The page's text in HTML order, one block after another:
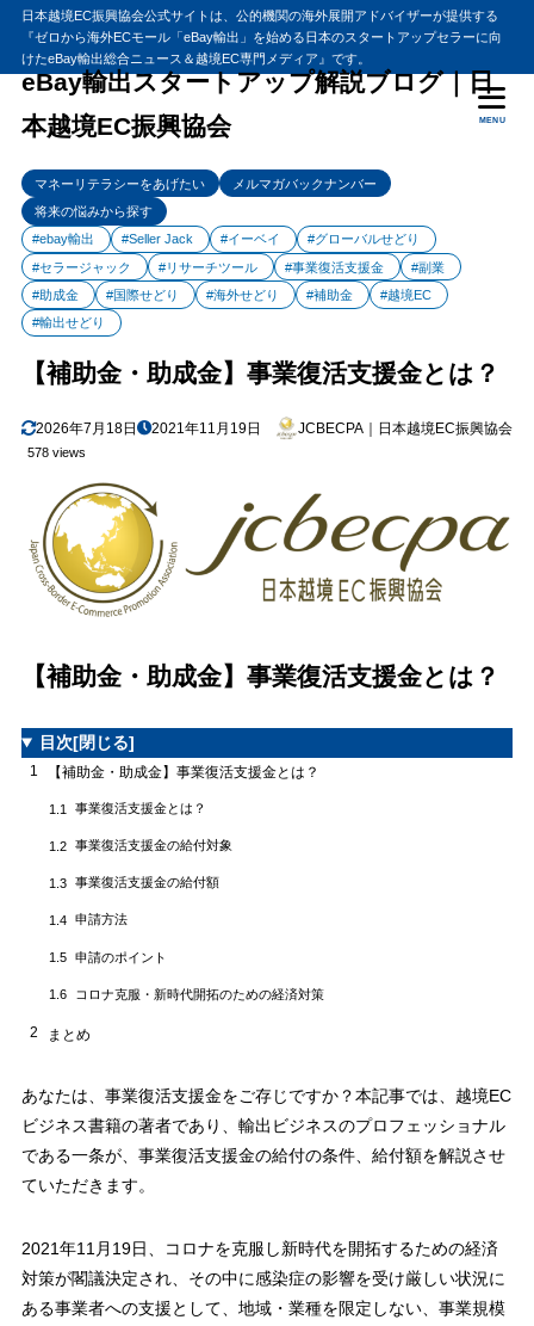
日本越境EC振興協会公式サイトは、公的機関の海外展開アドバイザーが提供する
『ゼロから海外ECモール「eBay輸出」を始める日本のスタートアップセラーに向
けたeBay輸出総合ニュース＆越境EC専門メディア』です。
eBay輸出スタートアップ解説ブログ｜日
本越境EC振興協会
MENU
マネーリテラシーをあげたい
メルマガバックナンバー
将来の悩みから探す
#ebay輸出
#Seller Jack #イーベイ
#グローバルせどり
#セラージャック
#リサーチツール #事業復活支援金
#副業
#助成金
#国際せどり #海外せどり #補助金
#越境EC
#輸出せどり
【補助金・助成金】事業復活支援金とは？
2026年7月18日 2021年11月19日 JCBECPA｜日本越境EC振興協会
578 views
【補助金・助成金】事業復活支援金とは？
目次[閉じる]
1 【補助金・助成金】事業復活支援金とは？
1.1 事業復活支援金とは？
1.2 事業復活支援金の給付対象
1.3 事業復活支援金の給付額
1.4 申請方法
1.5 申請のポイント
1.6 コロナ克服・新時代開拓のための経済対策
2 まとめ
あなたは、事業復活支援金をご存じですか？本記事では、越境EC
ビジネス書籍の著者であり、輸出ビジネスのプロフェッショナル
である一条が、事業復活支援金の給付の条件、給付額を解説させ
ていただきます。
2021年11月19日、コロナを克服し新時代を開拓するための経済
対策が閣議決定され、その中に感染症の影響を受け厳しい状況に
ある事業者への支援として、地域・業種を限定しない、事業規模
目次
1 【補助金・助成金】事業復活支援金とは？
1.2 事業復活支援金の給付対象
1.3 事業復活支援金の給付額
1.4 申請方法
1.5 申請のポイント
2